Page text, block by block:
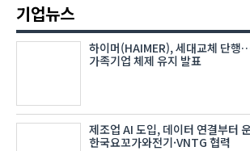
기업뉴스
하이머(HAIMER), 세대교체 단
가족기업 체제 유지 발표
제조업 AI 도입, 데이터 연결부터
한국요꼬가와전기·VNTG 협력